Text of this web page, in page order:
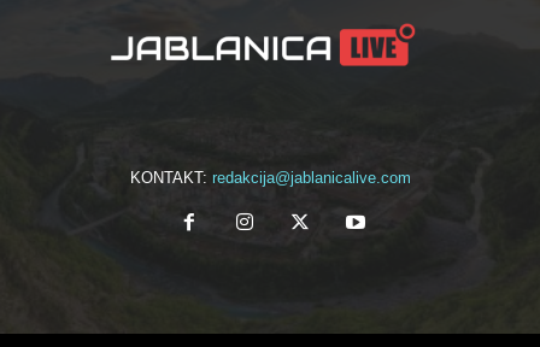
KONTAKT: redakcija@jablanicalive.com